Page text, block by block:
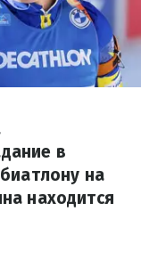
в
на
находится